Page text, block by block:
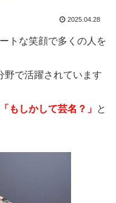
2025.04.28
トな笑顔で多くの人を
野で活躍されています
「もしかして芸名？」 と